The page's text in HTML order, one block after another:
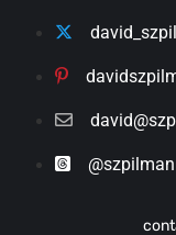
@szpilman